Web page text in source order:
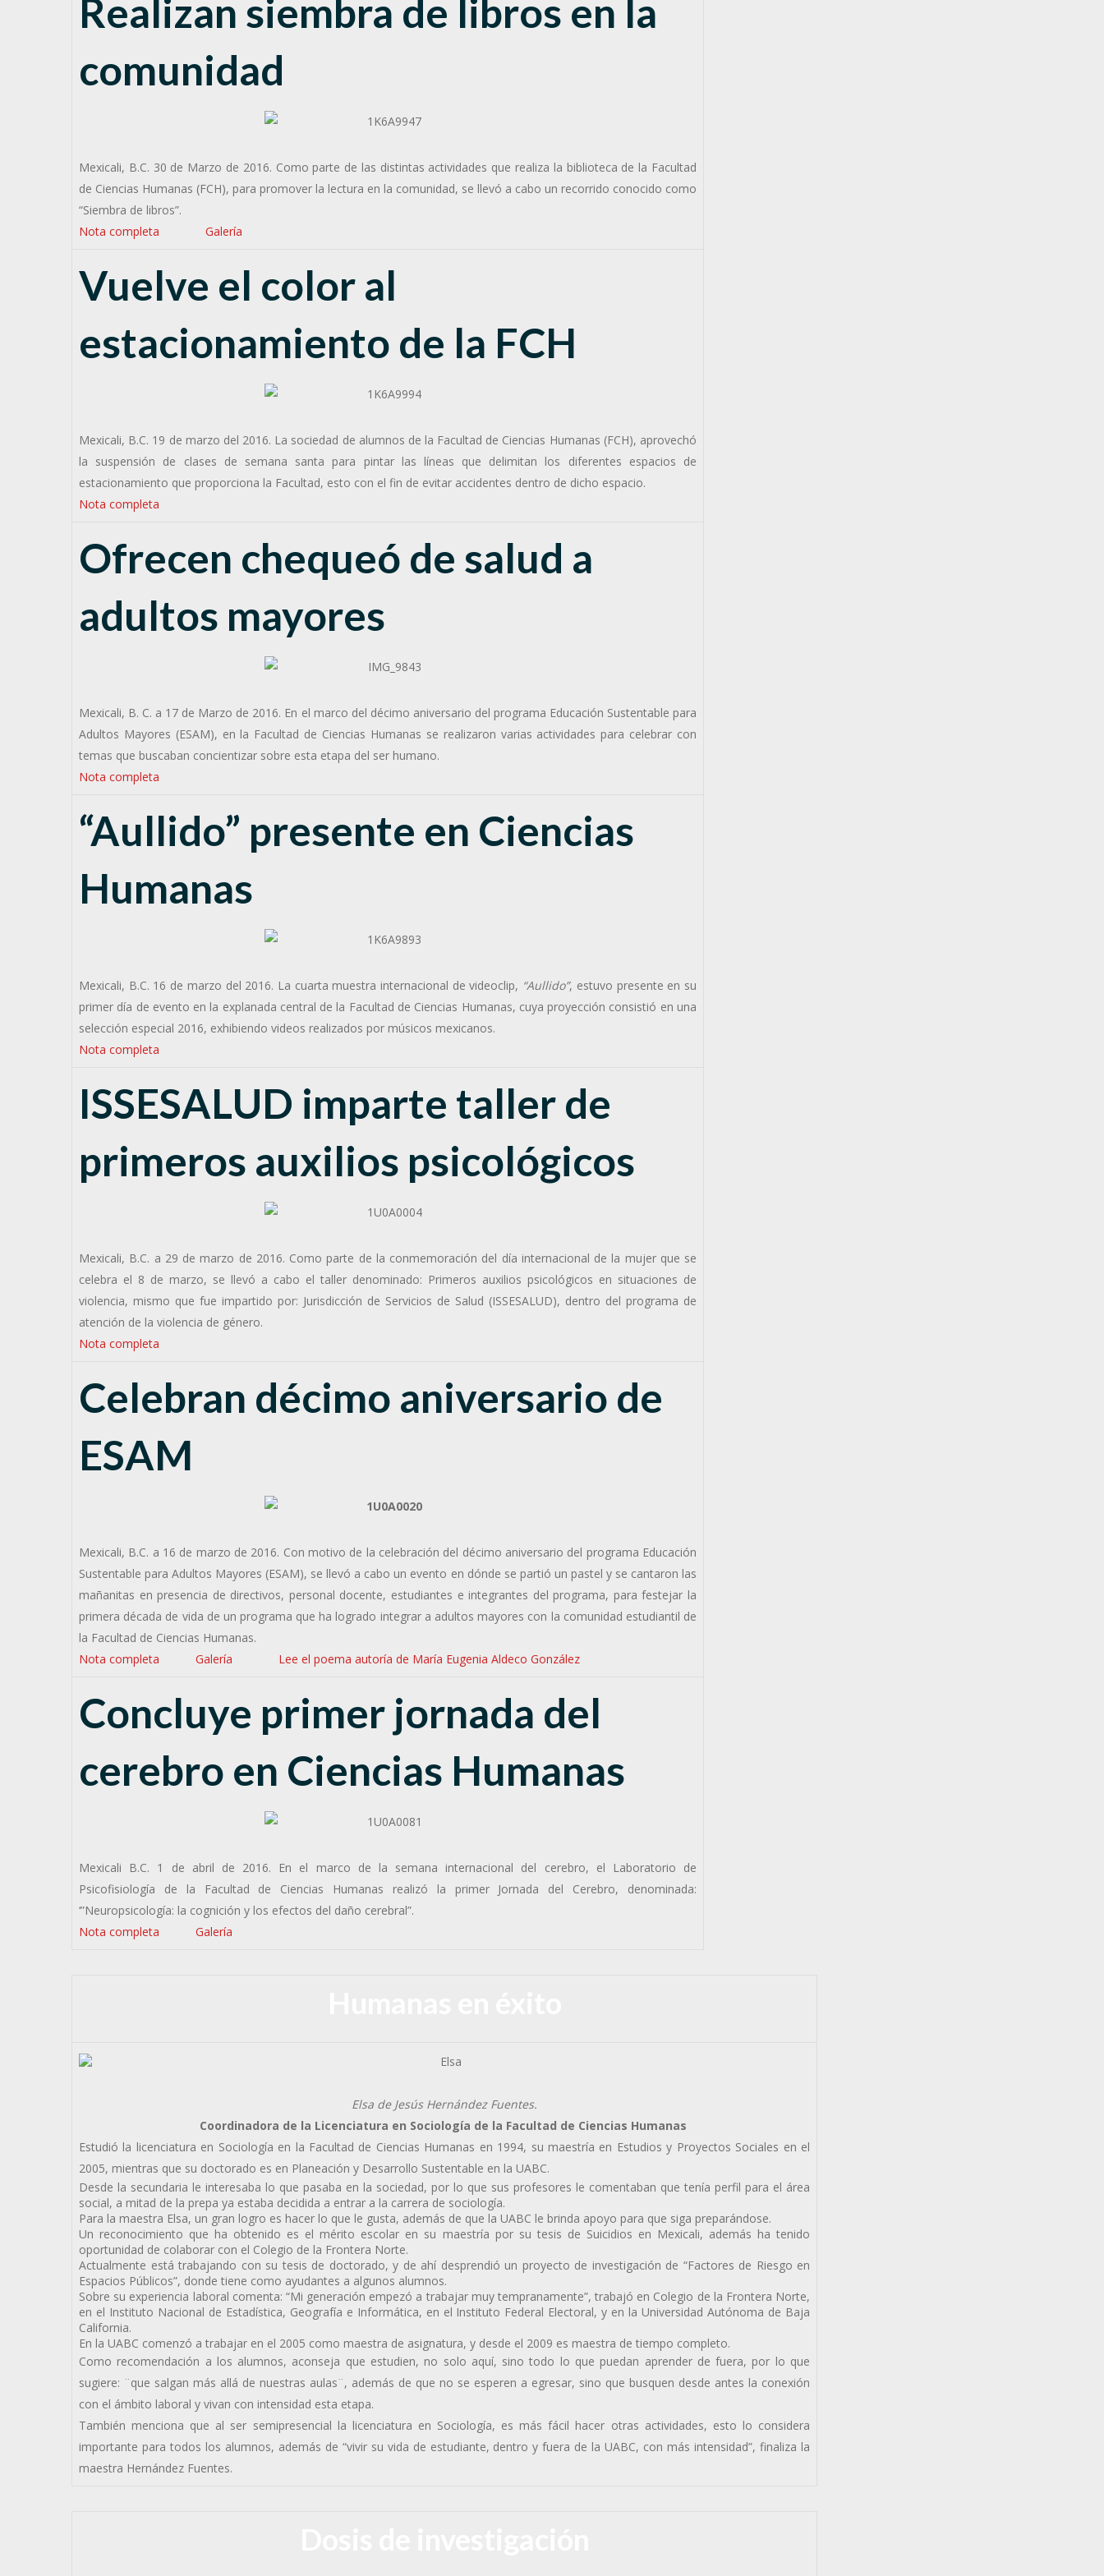
Realizan siembra de libros en la
comunidad
Mexicali, B.C. 30 de Marzo de 2016. Como parte de las distintas actividades que realiza la biblioteca de la Facultad
de Ciencias Humanas (FCH), para promover la lectura en la comunidad, se llevó a cabo un recorrido conocido como
“Siembra de libros”.
Nota completa
Galería
Vuelve el color al
estacionamiento de la FCH
Mexicali, B.C. 19 de marzo del 2016. La sociedad de alumnos de la Facultad de Ciencias Humanas (FCH), aprovechó
la suspensión de clases de semana santa para pintar las líneas que delimitan los diferentes espacios de
estacionamiento que proporciona la Facultad, esto con el fin de evitar accidentes dentro de dicho espacio.
Nota completa
Ofrecen chequeó de salud a
adultos mayores
Mexicali, B. C. a 17 de Marzo de 2016. En el marco del décimo aniversario del programa Educación Sustentable para
Adultos Mayores (ESAM), en la Facultad de Ciencias Humanas se realizaron varias actividades para celebrar con
temas que buscaban concientizar sobre esta etapa del ser humano.
Nota completa
“Aullido” presente en Ciencias
Humanas
Mexicali, B.C. 16 de marzo del 2016. La cuarta muestra internacional de videoclip, “Aullido”, estuvo presente en su
primer día de evento en la explanada central de la Facultad de Ciencias Humanas, cuya proyección consistió en una
selección especial 2016, exhibiendo videos realizados por músicos mexicanos.
Nota completa
ISSESALUD imparte taller de
primeros auxilios psicológicos
Mexicali, B.C. a 29 de marzo de 2016. Como parte de la conmemoración del día internacional de la mujer que se
celebra el 8 de marzo, se llevó a cabo el taller denominado: Primeros auxilios psicológicos en situaciones de
violencia, mismo que fue impartido por: Jurisdicción de Servicios de Salud (ISSESALUD), dentro del programa de
atención de la violencia de género.
Nota completa
Celebran décimo aniversario de
ESAM
Mexicali, B.C. a 16 de marzo de 2016. Con motivo de la celebración del décimo aniversario del programa Educación
Sustentable para Adultos Mayores (ESAM), se llevó a cabo un evento en dónde se partió un pastel y se cantaron las
mañanitas en presencia de directivos, personal docente, estudiantes e integrantes del programa, para festejar la
primera década de vida de un programa que ha logrado integrar a adultos mayores con la comunidad estudiantil de
la Facultad de Ciencias Humanas.
Nota completa
Galería Lee el poema autoría de María Eugenia Aldeco González
Concluye primer jornada del
cerebro en Ciencias Humanas
Mexicali B.C. 1 de abril de 2016. En el marco de la semana internacional del cerebro, el Laboratorio de
Psicofisiología de la Facultad de Ciencias Humanas realizó la primer Jornada del Cerebro, denominada:
‘”Neuropsicología: la cognición y los efectos del daño cerebral”.
Nota completa
Galería
Elsa de Jesús Hernández Fuentes.
Coordinadora de la Licenciatura en Sociología de la Facultad de Ciencias Humanas
Estudió la licenciatura en Sociología en la Facultad de Ciencias Humanas en 1994, su maestría en Estudios y Proyectos Sociales en el
2005, mientras que su doctorado es en Planeación y Desarrollo Sustentable en la UABC.
Desde la secundaria le interesaba lo que pasaba en la sociedad, por lo que sus profesores le comentaban que tenía perfil para el área
social, a mitad de la prepa ya estaba decidida a entrar a la carrera de sociología.
Para la maestra Elsa, un gran logro es hacer lo que le gusta, además de que la UABC le brinda apoyo para que siga preparándose.
Un reconocimiento que ha obtenido es el mérito escolar en su maestría por su tesis de Suicidios en Mexicali, además ha tenido
oportunidad de colaborar con el Colegio de la Frontera Norte.
Actualmente está trabajando con su tesis de doctorado, y de ahí desprendió un proyecto de investigación de “Factores de Riesgo en
Espacios Públicos”, donde tiene como ayudantes a algunos alumnos.
Sobre su experiencia laboral comenta: “Mi generación empezó a trabajar muy tempranamente”, trabajó en Colegio de la Frontera Norte,
en el Instituto Nacional de Estadística, Geografía e Informática, en el Instituto Federal Electoral, y en la Universidad Autónoma de Baja
California.
En la UABC comenzó a trabajar en el 2005 como maestra de asignatura, y desde el 2009 es maestra de tiempo completo.
Como recomendación a los alumnos, aconseja que estudien, no solo aquí, sino todo lo que puedan aprender de fuera, por lo que
sugiere: ¨que salgan más allá de nuestras aulas¨, además de que no se esperen a egresar, sino que busquen desde antes la conexión
con el ámbito laboral y vivan con intensidad esta etapa.
También menciona que al ser semipresencial la licenciatura en Sociología, es más fácil hacer otras actividades, esto lo considera
importante para todos los alumnos, además de “vivir su vida de estudiante, dentro y fuera de la UABC, con más intensidad”, finaliza la
maestra Hernández Fuentes.